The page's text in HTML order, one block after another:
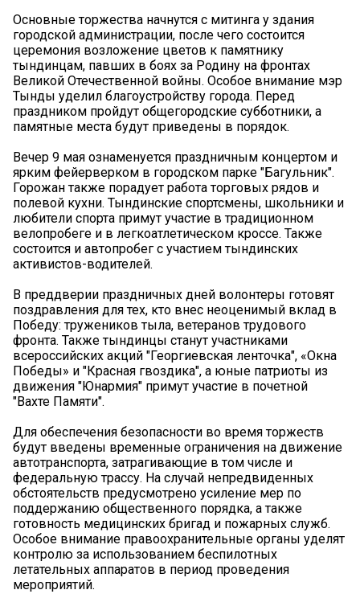
Основные торжества начнутся с митинга у здания
городской администрации, после чего состоится
церемония возложение цветов к памятнику
тындинцам, павших в боях за Родину на фронтах
Великой Отечественной войны. Особое внимание мэр
Тынды уделил благоустройству города. Перед
праздником пройдут общегородские субботники, а
памятные места будут приведены в порядок.
Вечер 9 мая ознаменуется праздничным концертом и
ярким фейерверком в городском парке "Багульник".
Горожан также порадует работа торговых рядов и
полевой кухни. Тындинские спортсмены, школьники и
любители спорта примут участие в традиционном
велопробеге и в легкоатлетическом кроссе. Также
состоится и автопробег с участием тындинских
активистов-водителей.
В преддверии праздничных дней волонтеры готовят
поздравления для тех, кто внес неоценимый вклад в
Победу: тружеников тыла, ветеранов трудового
фронта. Также тындинцы станут участниками
всероссийских акций "Георгиевская ленточка", «Окна
Победы» и "Красная гвоздика", а юные патриоты из
движения "Юнармия" примут участие в почетной
"Вахте Памяти".
Для обеспечения безопасности во время торжеств
будут введены временные ограничения на движение
автотранспорта, затрагивающие в том числе и
федеральную трассу. На случай непредвиденных
обстоятельств предусмотрено усиление мер по
поддержанию общественного порядка, а также
готовность медицинских бригад и пожарных служб.
Особое внимание правоохранительные органы уделят
контролю за использованием беспилотных
летательных аппаратов в период проведения
мероприятий.